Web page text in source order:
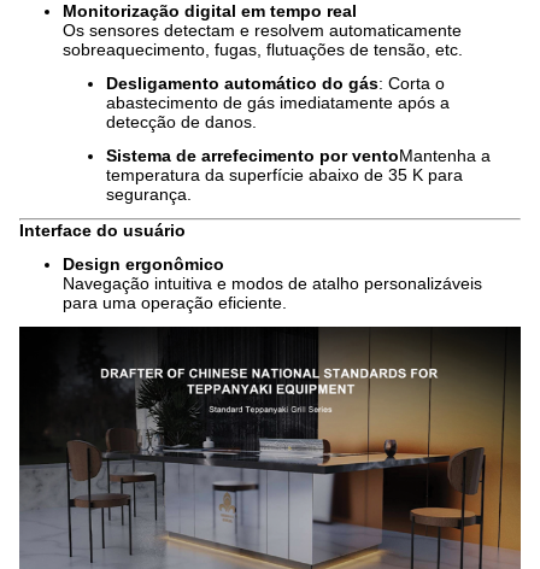
Monitorização digital em tempo real
Os sensores detectam e resolvem automaticamente
sobreaquecimento, fugas, flutuações de tensão, etc.
Desligamento automático do gás: Corta o
abastecimento de gás imediatamente após a
detecção de danos.
Sistema de arrefecimento por ventoMantenha a
temperatura da superfície abaixo de 35 K para
segurança.
Interface do usuário
Design ergonômico
Navegação intuitiva e modos de atalho personalizáveis
para uma operação eficiente.